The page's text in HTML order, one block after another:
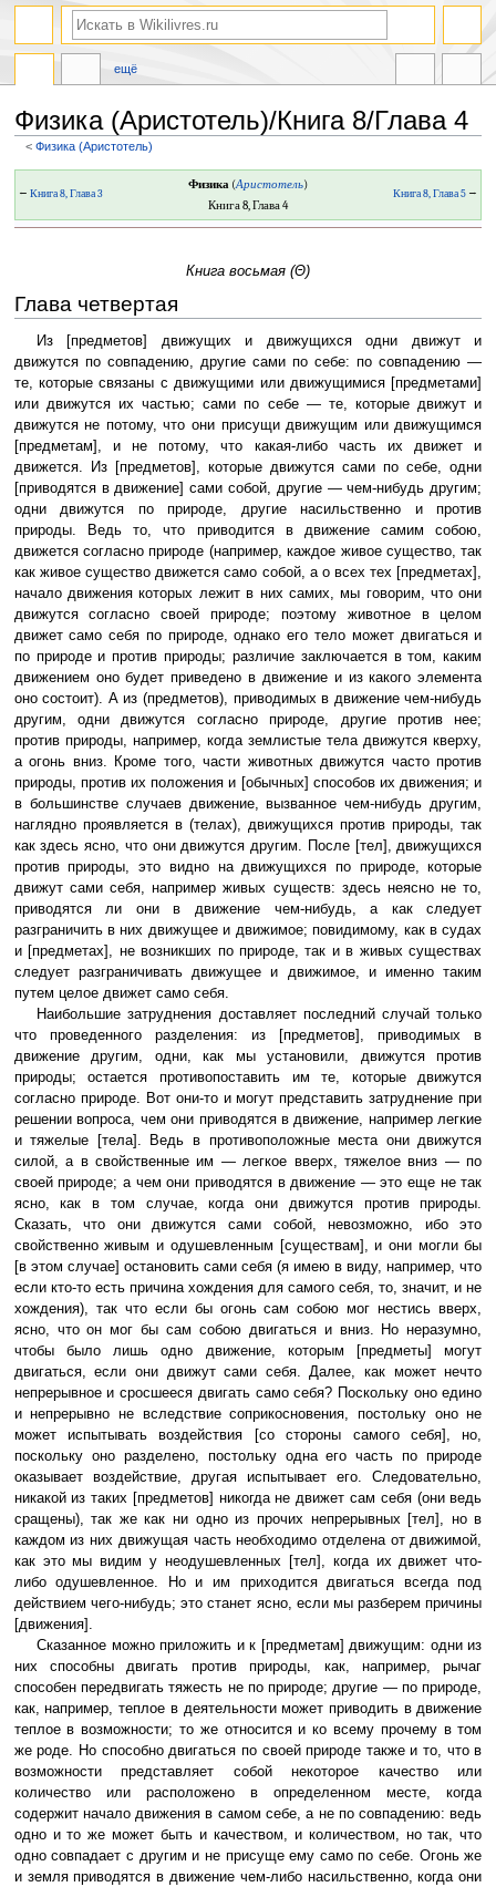
Физика (Аристотель)/Книга 8/Глава 4
<Физика (Аристотель)
навигации
поиску
← Книга 8, Глава 3
Физика (Аристотель)
Книга 8, Глава 4
Книга 8, Глава 5→
Книга восьмая (Θ)
Глава четвертая
Из [предметов] движущих и движущихся одни движут и
движутся по совпадению, другие сами по себе: по совпадению —
те, которые связаны с движущими или движущимися [предметами]
или движутся их частью; сами по себе — те, которые движут и
движутся не потому, что они присущи движущим или движущимся
[предметам], и не потому, что какая-либо часть их движет и
движется. Из [предметов], которые движутся сами по себе, одни
[приводятся в движение] сами собой, другие — чем-нибудь другим;
одни движутся по природе, другие насильственно и против
природы. Ведь то, что приводится в движение самим собою,
движется согласно природе (например, каждое живое существо, так
как живое существо движется само собой, а о всех тех [предметах],
начало движения которых лежит в них самих, мы говорим, что они
движутся согласно своей природе; поэтому животное в целом
движет само себя по природе, однако его тело может двигаться и
по природе и против природы; различие заключается в том, каким
движением оно будет приведено в движение и из какого элемента
оно состоит). А из (предметов), приводимых в движение чем-нибудь
другим, одни движутся согласно природе, другие против нее;
против природы, например, когда землистые тела движутся кверху,
а огонь вниз. Кроме того, части животных движутся часто против
природы, против их положения и [обычных] способов их движения; и
в большинстве случаев движение, вызванное чем-нибудь другим,
наглядно проявляется в (телах), движущихся против природы, так
как здесь ясно, что они движутся другим. После [тел], движущихся
против природы, это видно на движущихся по природе, которые
движут сами себя, например живых существ: здесь неясно не то,
приводятся ли они в движение чем-нибудь, а как следует
разграничить в них движущее и движимое; повидимому, как в судах
и [предметах], не возникших по природе, так и в живых существах
следует разграничивать движущее и движимое, и именно таким
путем целое движет само себя.
Наибольшие затруднения доставляет последний случай только
что проведенного разделения: из [предметов], приводимых в
движение другим, одни, как мы установили, движутся против
природы; остается противопоставить им те, которые движутся
согласно природе. Вот они-то и могут представить затруднение при
решении вопроса, чем они приводятся в движение, например легкие
и тяжелые [тела]. Ведь в противоположные места они движутся
силой, а в свойственные им — легкое вверх, тяжелое вниз — по
своей природе; а чем они приводятся в движение — это еще не так
ясно, как в том случае, когда они движутся против природы.
Сказать, что они движутся сами собой, невозможно, ибо это
свойственно живым и одушевленным [существам], и они могли бы
[в этом случае] остановить сами себя (я имею в виду, например, что
если кто-то есть причина хождения для самого себя, то, значит, и не
хождения), так что если бы огонь сам собою мог нестись вверх,
ясно, что он мог бы сам собою двигаться и вниз. Но неразумно,
чтобы было лишь одно движение, которым [предметы] могут
двигаться, если они движут сами себя. Далее, как может нечто
непрерывное и сросшееся двигать само себя? Поскольку оно едино
и непрерывно не вследствие соприкосновения, постольку оно не
может испытывать воздействия [со стороны самого себя], но,
поскольку оно разделено, постольку одна его часть по природе
оказывает воздействие, другая испытывает его. Следовательно,
никакой из таких [предметов] никогда не движет сам себя (они ведь
сращены), так же как ни одно из прочих непрерывных [тел], но в
каждом из них движущая часть необходимо отделена от движимой,
как это мы видим у неодушевленных [тел], когда их движет что-
либо одушевленное. Но и им приходится двигаться всегда под
действием чего-нибудь; это станет ясно, если мы разберем причины
[движения].
Сказанное можно приложить и к [предметам] движущим: одни из
них способны двигать против природы, как, например, рычаг
способен передвигать тяжесть не по природе; другие — по природе,
как, например, теплое в деятельности может приводить в движение
теплое в возможности; то же относится и ко всему прочему в том
же роде. Но способно двигаться по своей природе также и то, что в
возможности представляет собой некоторое качество или
количество или расположено в определенном месте, когда
содержит начало движения в самом себе, а не по совпадению: ведь
одно и то же может быть и качеством, и количеством, но так, что
одно совпадает с другим и не присуще ему само по себе. Огонь же
и земля приводятся в движение чем-либо насильственно, когда они
ещё